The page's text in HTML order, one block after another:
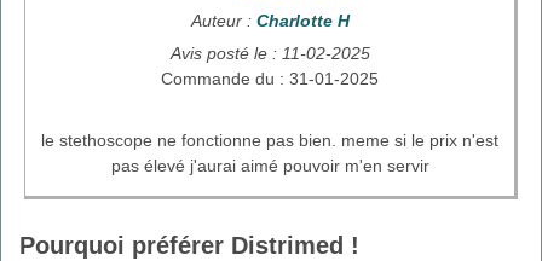
Auteur : Charlotte H
Avis posté le : 11-02-2025
Commande du : 31-01-2025
le stethoscope ne fonctionne pas bien. meme si le prix n'est
pas élevé j'aurai aimé pouvoir m'en servir
Pourquoi préférer Distrimed !